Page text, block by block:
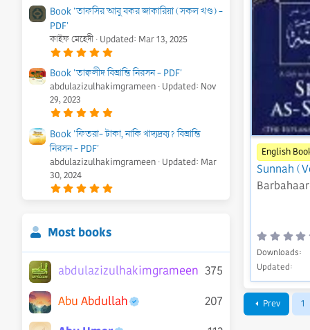
s
)
0
0
t
a
r
s
)
Book 'তাফসির আবু বকর জাকারিয়া (সকল খণ্ড) -
PDF'
কাইফ মেহেদী Updated: Mar 13, 2025
5
0
0
s
r
s
)
Book 'তাক্বলীদ বিভ্রান্তি নিরসন - PDF'
abdulazizulhakimgrameen Updated: Nov
29, 2023
5
0
0
a
(
Book 'ফিতরা- টাকা, নাকি খাদ্যদ্রব্য? বিভ্রান্তি
নিরসন - PDF'
abdulazizulhakimgrameen Updated: Mar
30, 2024
5
r
s
)
Most books
375
abdulazizulhakimgrameen
207
Abu Abdullah
English
Sunnah
Downloads
Updated
Prev 1